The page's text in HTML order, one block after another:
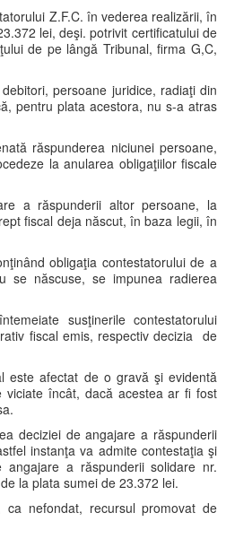
Z.F.C. în vederea realizării, în
lei, deşi. potrivit certificatului de
de pe lângă Tribunal, firma G,C,
persoane juridice, radiaţi din
pentru plata acestora, nu s-a atras
răspunderea niciunei persoane,
la anularea obligaţiilor fiscale
a răspunderii altor persoane, la
fiscal deja născut, în baza legii, în
obligaţia contestatorului de a
se născuse, se impunea radierea
susţinerile contestatorului
fiscal emis, respectiv decizia de
este afectat de o gravă şi evidentă
încât, dacă acestea ar fi fost
deciziei de angajare a răspunderii
instanţa va admite contestaţia şi
a răspunderii solidare nr.
la plata sumei de 23.372 lei.
nefondat, recursul promovat de